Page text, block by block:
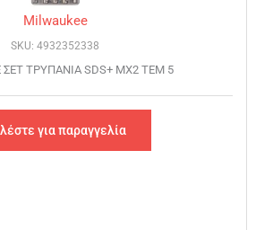
Milwaukee
SKU: 4932352338
ΣΕΤ ΤΡΥΠΑΝΙΑ SDS+ MX2 ΤΕΜ 5
για παραγγελία